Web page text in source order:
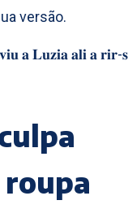
versão.
𝐚 𝐋𝐮𝐳𝐢𝐚 𝐚𝐥𝐢 𝐚 𝐫𝐢𝐫-